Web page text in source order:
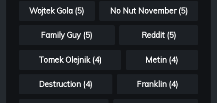
Wojtek Gola (5) No Nut November (5)
Family Guy (5) Reddit (5)
Tomek Olejnik (4) Metin (4)
Destruction (4) Franklin (4)